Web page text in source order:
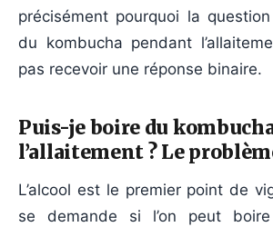
précisément pourquoi la
du kombucha pendant
pas recevoir une réponse binaire.
Puis-je boire du
l’allaitement ? Le
L’alcool est le premier point de
se demande si l’on peut